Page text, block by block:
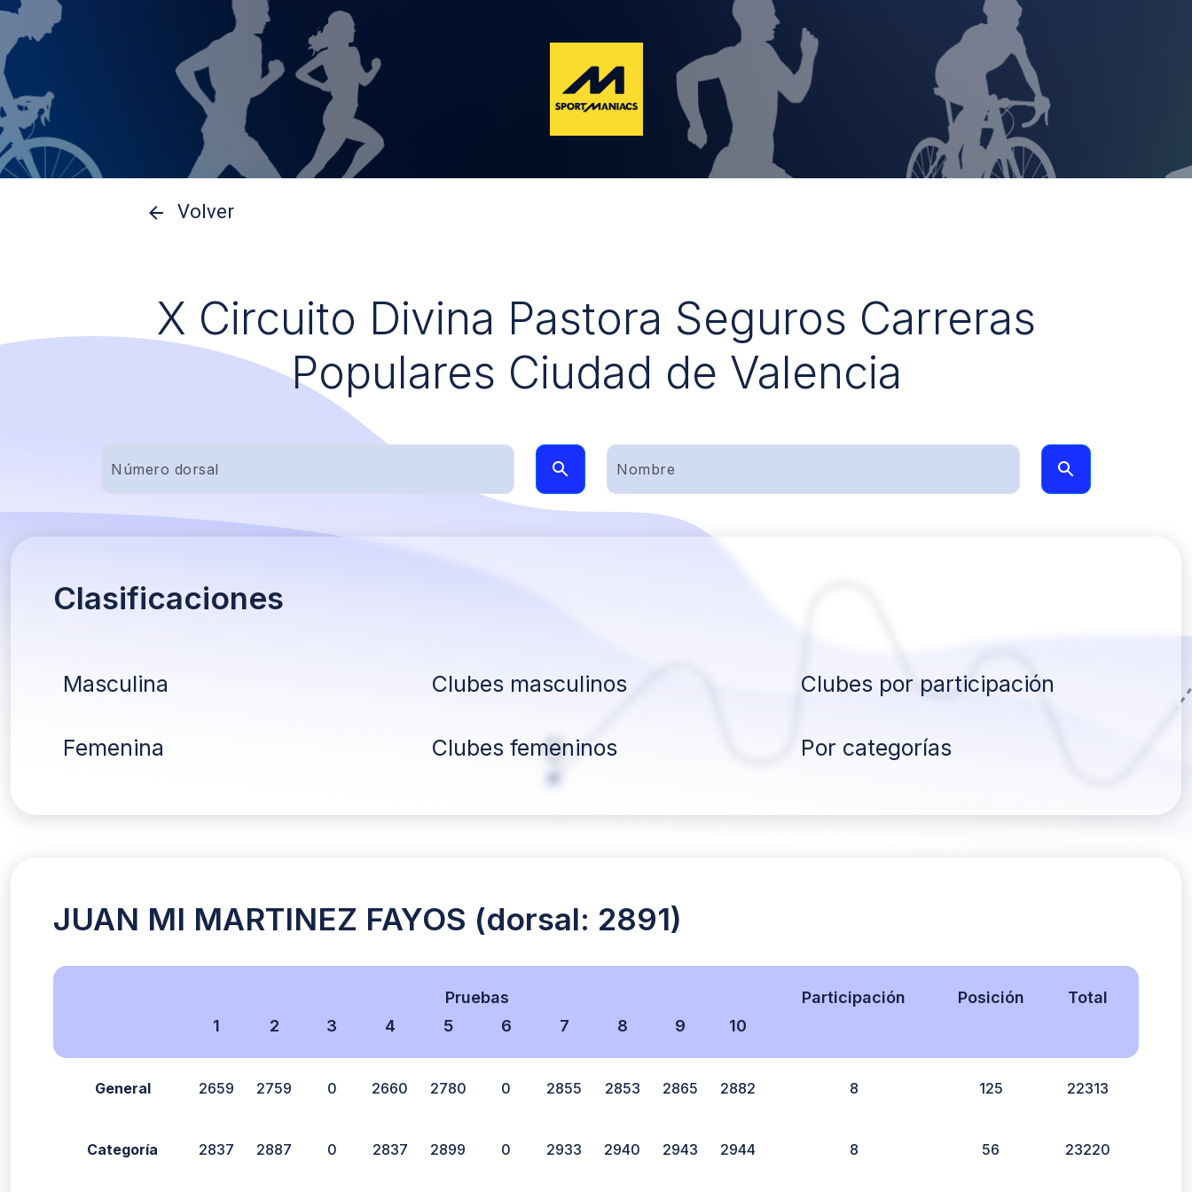
Volver
X Circuito Divina Pastora Seguros Carreras
Populares Ciudad de Valencia
Clasificaciones
Masculina Clubes masculinos Clubes por participación
Femenina Clubes femeninos Por categorías
JUAN MI MARTINEZ FAYOS (dorsal: 2891)
Pruebas
1
2 3 4 5 6 7 8 9 10
Participación Posición Total
General 2659 2759 0 2660 2780 0 2855 2853 2865 2882 8 125 22313
Categoría 2837 2887 0 2837 2899 0 2933 2940 2943 2944 8 56 23220